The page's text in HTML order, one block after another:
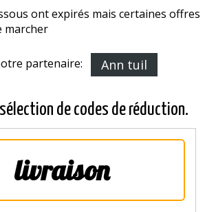
ont expirés mais certaines offres
marcher
partenaire: Ann tuil
de codes de réduction.
livraison